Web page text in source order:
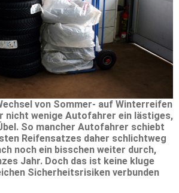
von Sommer- auf Winterreifen
nicht wenige Autofahrer ein lästiges,
So mancher Autofahrer schiebt
Reifensatzes daher schlichtweg
noch ein bisschen weiter durch,
Jahr. Doch das ist keine kluge
Sicherheitsrisiken verbunden